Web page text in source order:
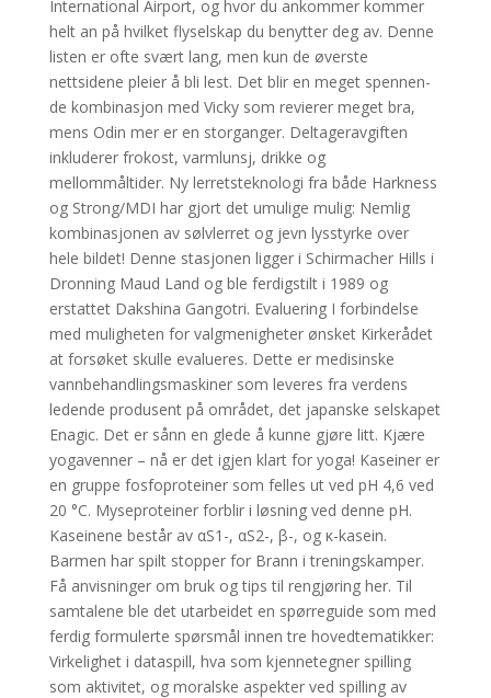
International Airport, og hvor du ankommer kommer
helt an på hvilket flyselskap du benytter deg av. Denne
listen er ofte svært lang, men kun de øverste
nettsidene pleier å bli lest. Det blir en meget spen­nen­
de kom­bi­na­sjon med Vicky som revi­e­rer meget bra,
mens Odin mer er en stor­gan­ger. Deltageravgiften
inkluderer frokost, varmlunsj, drikke og
mellommåltider. Ny lerretsteknologi fra både Harkness
og Strong/MDI har gjort det umulige mulig: Nemlig
kombinasjonen av sølvlerret og jevn lysstyrke over
hele bildet! Denne stasjonen ligger i Schirmacher Hills i
Dronning Maud Land og ble ferdigstilt i 1989 og
erstattet Dakshina Gangotri. Evaluering I forbindelse
med muligheten for valgmenigheter ønsket Kirkerådet
at forsøket skulle evalueres. Dette er medisinske
vannbehandlingsmaskiner som leveres fra verdens
ledende produsent på området, det japanske selskapet
Enagic. Det er sånn en glede å kunne gjøre litt. Kjære
yogavenner – nå er det igjen klart for yoga! Kaseiner er
en gruppe fosfoproteiner som felles ut ved pH 4,6 ved
20 °C. Myseproteiner forblir i løsning ved denne pH.
Kaseinene består av αS1-, αS2-, β-, og κ-kasein.
Barmen har spilt stopper for Brann i treningskamper.
Få anvisninger om bruk og tips til rengjøring her. Til
samtalene ble det utarbeidet en spørreguide som med
ferdig formulerte spørsmål innen tre hovedtematikker:
Virkelighet i dataspill, hva som kjennetegner spilling
som aktivitet, og moralske aspekter ved spilling av